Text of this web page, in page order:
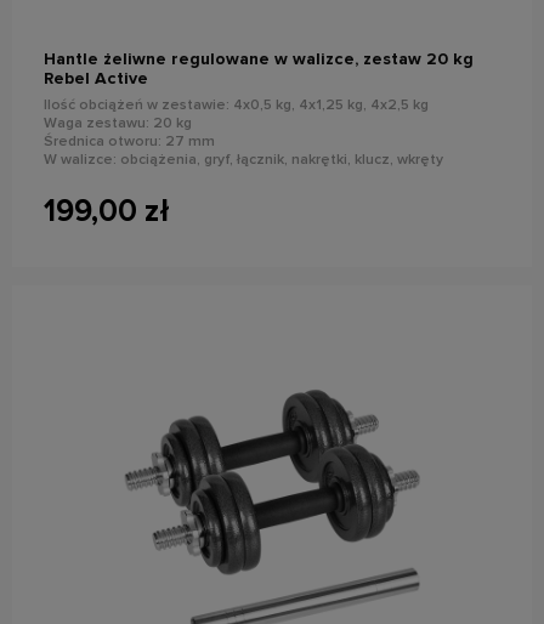
Hantle żeliwne regulowane w walizce, zestaw 20 kg
Rebel Active
Ilość obciążeń w zestawie: 4x0,5 kg, 4x1,25 kg, 4x2,5 kg
Waga zestawu: 20 kg
Średnica otworu: 27 mm
W walizce: obciążenia, gryf, łącznik, nakrętki, klucz, wkręty
199,00 zł
do koszyka